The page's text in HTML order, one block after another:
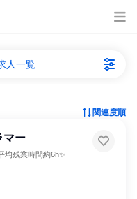
人一覧
関連度順
マー
均残業時間約6h✨